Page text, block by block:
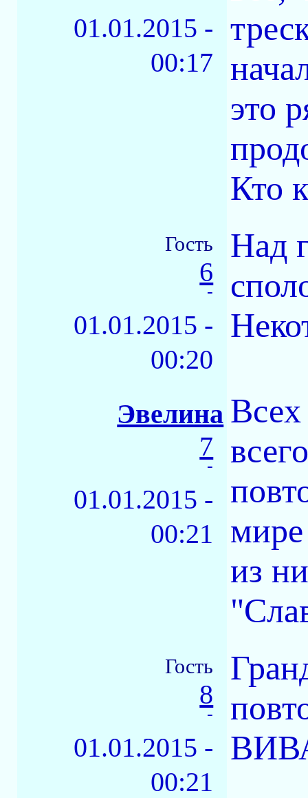
01.01.2015 -
00:17
это
Кто
Гость
6
-
01.01.2015 -
00:20
Над
Эвелина
7
-
01.01.2015 -
00:21
из
Гость
8
-
01.01.2015 -
00:21